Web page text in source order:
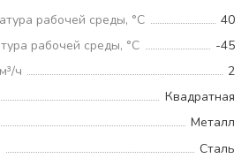
рабочей среды, °С
40
рабочей среды, °С
-45
ч
2
Квадратная
Металл
Сталь